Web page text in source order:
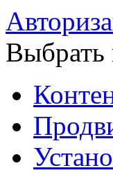
Выбрать